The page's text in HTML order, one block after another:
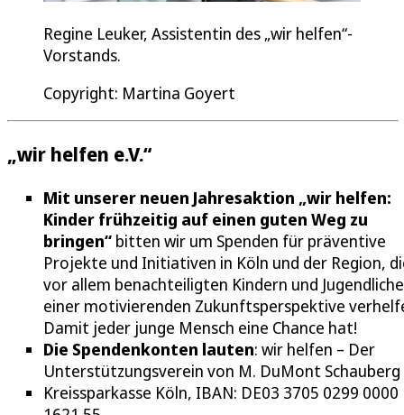
Regine Leuker, Assistentin des „wir helfen“-
Vorstands.
Copyright: Martina Goyert
„wir helfen e.V.“
Mit unserer neuen Jahresaktion „wir helfen:
Kinder frühzeitig auf einen guten Weg zu
bringen“ bitten wir um Spenden für präventive
Projekte und Initiativen in Köln und der Region,
vor allem benachteiligten Kindern und
einer motivierenden Zukunftsperspektive
Damit jeder junge Mensch eine Chance hat!
Die Spendenkonten lauten: wir helfen – Der
Unterstützungsverein von M. DuMont Schauberg
Kreissparkasse Köln, IBAN: DE03 3705 0299 0000